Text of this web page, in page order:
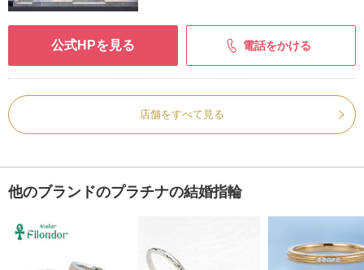
公式HPを見る 電話をかける
店舗をすべて見る
他のブランドのプラチナの結婚指輪